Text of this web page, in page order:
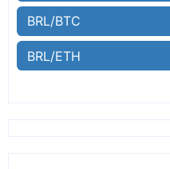
BRL/BTC
BRL/ETH